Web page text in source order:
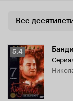
Все
Рейтинг
Кинопоиска
5.4
5.4